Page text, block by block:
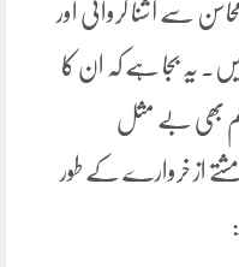
سے آشنا کرواتی اور
یہ بجا ہے کہ ان کا
بھی بے مثل
از خروارے کے طور